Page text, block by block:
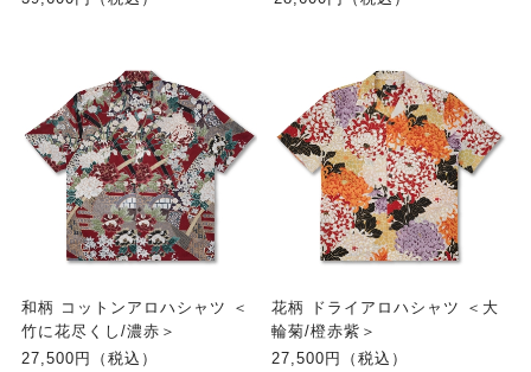
和柄 コットンアロハシャツ ＜
竹に花尽くし/濃赤＞
27,500円（税込）
花柄 ドライアロハシャツ ＜大
輪菊/橙赤紫＞
27,500円（税込）